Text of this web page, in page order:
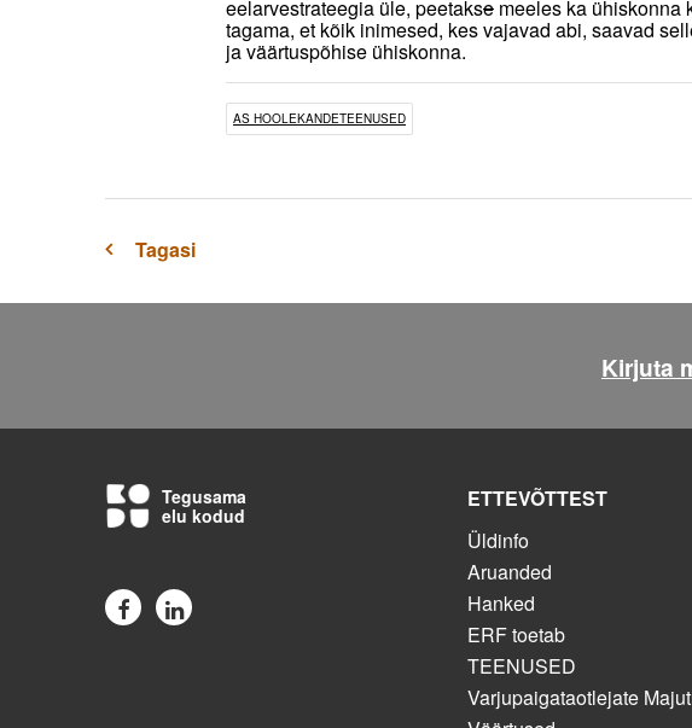
eelarvestrateegia üle, peetakse meeles ka ühiskonna
tagama, et kõik inimesed, kes vajavad abi, saavad
ja väärtuspõhise ühiskonna.
AS HOOLEKANDETEENUSED
Tagasi
Kirjuta
Tegusama
elu kodud
ETTEVÕTTEST
Üldinfo
Aruanded
Hanked
ERF toetab
TEENUSED
Varjupaigataotlejate